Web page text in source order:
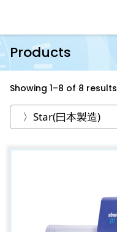
Products
Showing 1–8 of 8 results